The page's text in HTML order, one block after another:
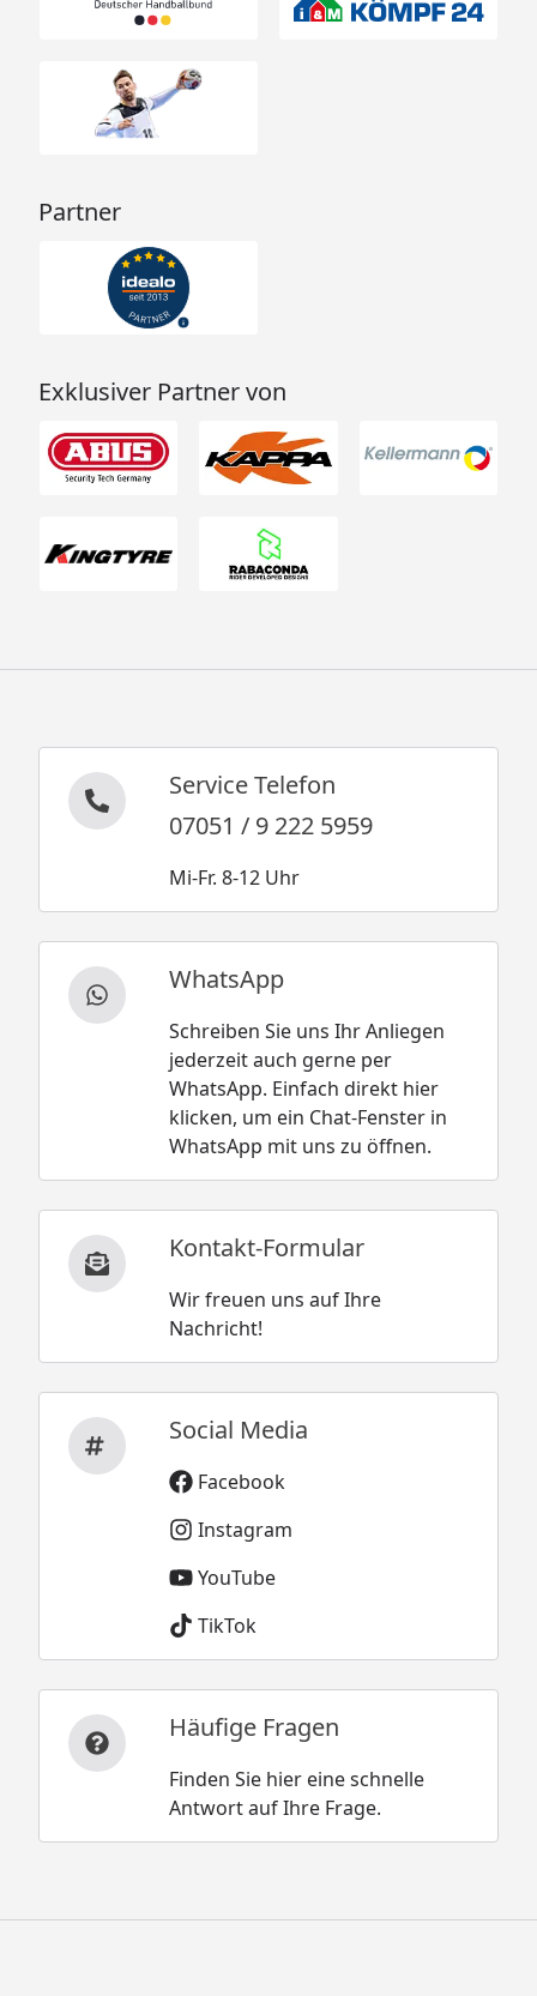
Partner
Exklusiver Partner von
Service Telefon
07051 / 9 222 5959
Mi-Fr. 8-12 Uhr
WhatsApp
Schreiben Sie uns Ihr Anliegen
jederzeit auch gerne per
WhatsApp. Einfach direkt hier
klicken, um ein Chat-Fenster in
WhatsApp mit uns zu öffnen.
Kontakt-Formular
Wir freuen uns auf Ihre
Nachricht!
Social Media
Facebook
Instagram
YouTube
TikTok
Häufige Fragen
Finden Sie hier eine schnelle
Antwort auf Ihre Frage.